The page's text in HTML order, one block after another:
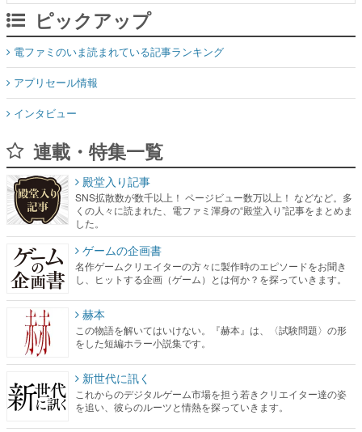
ピックアップ
電ファミのいま読まれている記事ランキング
アプリセール情報
インタビュー
連載・特集一覧
殿堂入り記事
SNS拡散数が数千以上！ ページビュー数万以上！ などなど。多
くの人々に読まれた、電ファミ渾身の“殿堂入り”記事をまとめま
した。
ゲームの企画書
名作ゲームクリエイターの方々に製作時のエピソードをお聞き
し、ヒットする企画（ゲーム）とは何か？を探っていきます。
赫本
この物語を解いてはいけない。『赫本』は、〈試験問題〉の形
をした短編ホラー小説集です。
新世代に訊く
これからのデジタルゲーム市場を担う若きクリエイター達の姿
を追い、彼らのルーツと情熱を探っていきます。